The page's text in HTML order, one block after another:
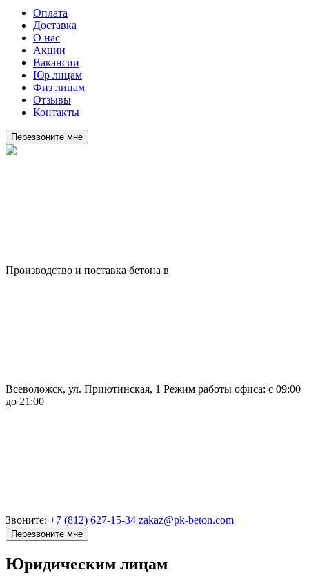
Оплата
Доставка
О нас
Акции
Вакансии
Юр лицам
Физ лицам
Отзывы
Контакты
Перезвоните мне
Производство и поставка бетона в
Всеволожск, ул. Приютинская, 1 Режим работы офиса: с 09:00
до 21:00
Звоните: +7 (812) 627-15-34 zakaz@pk-beton.com
Перезвоните мне
Юридическим лицам